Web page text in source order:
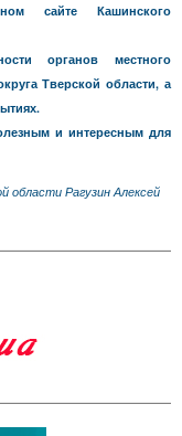
сайте Кашинского
органов местного
Тверской области, а
и интересным для
области Рагузин Алексей